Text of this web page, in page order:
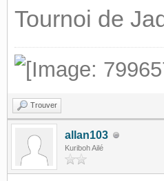
Tournoi de
Trouver
allan103
Kuriboh Ailé